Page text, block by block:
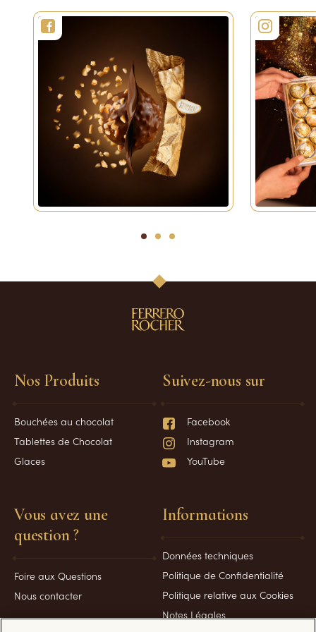
1 2 3
Nos Produits
Bouchées au chocolat
Tablettes de Chocolat
Glaces
Vous avez une
question ?
Foire aux Questions
Nous contacter
Informations
Données techniques
Politique de Confidentialité
Politique relative aux Cookies
Notes Légales
Suivez-nous sur
Facebook
Instagram
YouTube